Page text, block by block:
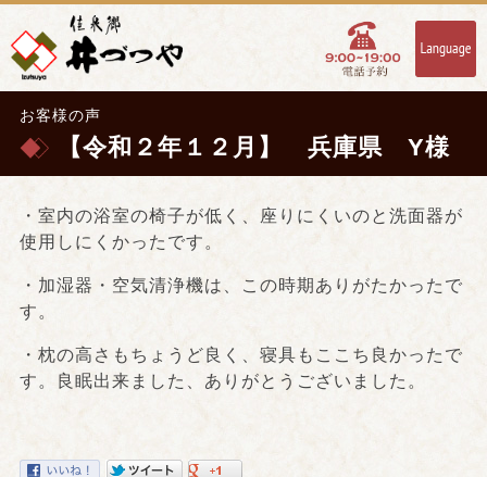
お客様の声
【令和２年１２月】 兵庫県 Y様
・室内の浴室の椅子が低く、座りにくいのと洗面器が
使用しにくかったです。
・加湿器・空気清浄機は、この時期ありがたかったで
す。
・枕の高さもちょうど良く、寝具もここち良かったで
す。良眠出来ました、ありがとうございました。